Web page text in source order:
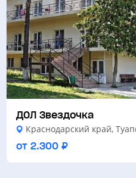
ДОЛ Звездочка
Краснодарский край,
от 2.300 ₽